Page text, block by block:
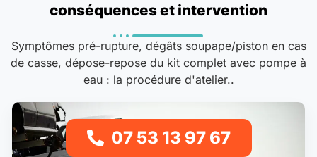
conséquences et intervention
Symptômes pré-rupture, dégâts soupape/piston en cas
de casse, dépose-repose du kit complet avec pompe à
eau : la procédure d'atelier..
07 53 13 97 67